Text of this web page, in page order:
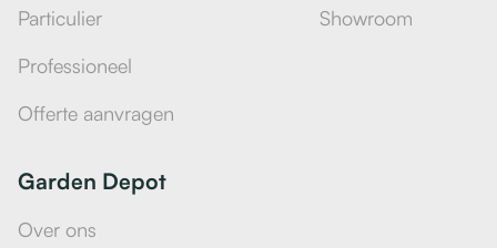
Particulier
Professioneel
Offerte aanvragen
Showroom
Garden Depot
Over ons